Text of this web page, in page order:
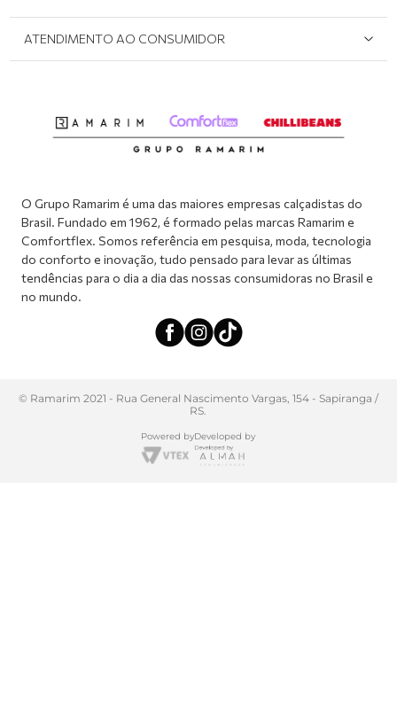
Políticas de Privacidade
Meus pedidos
ATENDIMENTO AO CONSUMIDOR
Atendimento via WhatsApp: (51) 2160-0740
O Grupo Ramarim é uma das maiores empresas calçadistas do
Brasil. Fundado em 1962, é formado pelas marcas Ramarim e
Comfortflex. Somos referência em pesquisa, moda, tecnologia
do conforto e inovação, tudo pensado para levar as últimas
tendências para o dia a dia das nossas consumidoras no Brasil e
no mundo.
© Ramarim 2021 - Rua General Nascimento Vargas, 154 - Sapiranga /
RS.
Powered byDeveloped by